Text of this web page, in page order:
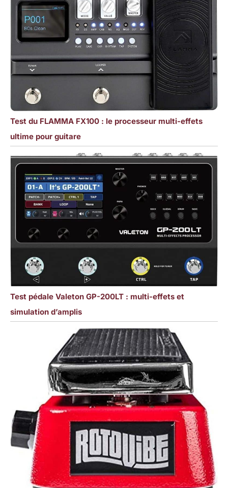
Test du FLAMMA FX100 : le processeur multi-effets
ultime pour guitare
Test pédale Valeton GP-200LT : multi-effets et
simulation d’amplis